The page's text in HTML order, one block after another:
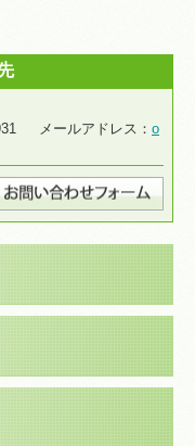
メールアドレス： o